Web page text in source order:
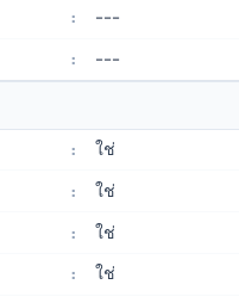
: ---
: ---
: ใช่
: ใช่
: ใช่
: ใช่